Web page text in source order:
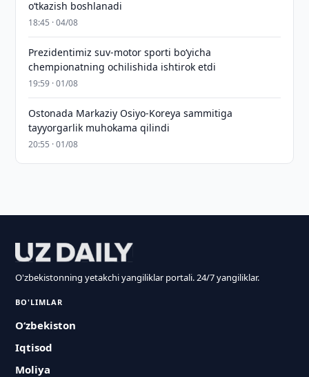
o‘tkazish boshlanadi
18:45 · 04/08
Prezidentimiz suv-motor sporti bo‘yicha
chempionatning ochilishida ishtirok etdi
19:59 · 01/08
Ostonada Markaziy Osiyo-Koreya sammitiga
tayyorgarlik muhokama qilindi
20:55 · 01/08
O'zbekistonning yetakchi yangiliklar portali. 24/7 yangiliklar.
BO'LIMLAR
O‘zbekiston
Iqtisod
Moliya